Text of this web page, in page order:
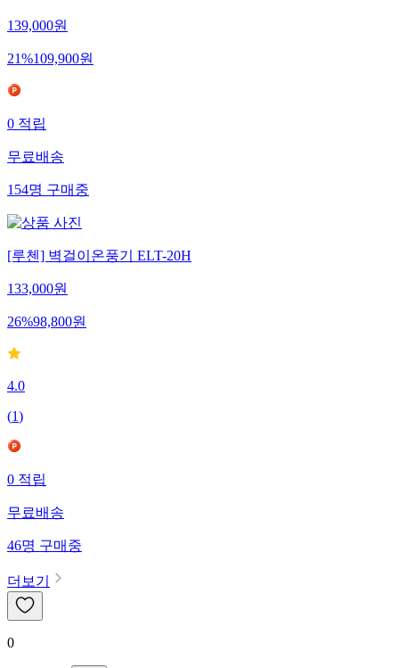
139,000원
21%109,900원
0적립
무료배송
154명구매중
[루첸] 벽걸이온풍기 ELT-20H
133,000원
26%98,800원
4.0
(1)
0적립
무료배송
46명구매중
더보기
0